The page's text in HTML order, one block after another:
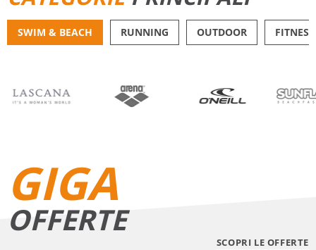
SWIM & BEACH RUNNING OUTDOOR FITNESS
GIGA
OFFERTE
SCOPRI LE OFFERTE